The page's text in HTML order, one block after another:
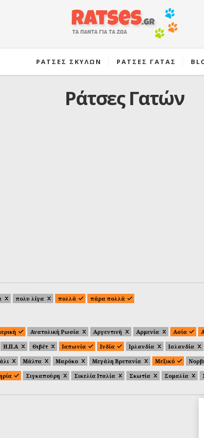
ΡΑΤΣΕΣ ΣΚΥΛΩΝ ΡΑΤΣΕΣ ΓΑΤΑΣ
Ράτσες Γατών
πολυ λίγα πολλά πάρα πολλά
Ανατολική Ρωσία Αργεντινή Αρμενία Ασία
Η.Π.Α Θιβέτ Ιαπωνία Ινδία Ιρλανδία Ισλανδία
Μάλτα Μαρόκο Μεγάλη Βρετανία Μεξικό
Σιγκαπούρη Σικελία Ιταλία Σκωτία Σομαλία